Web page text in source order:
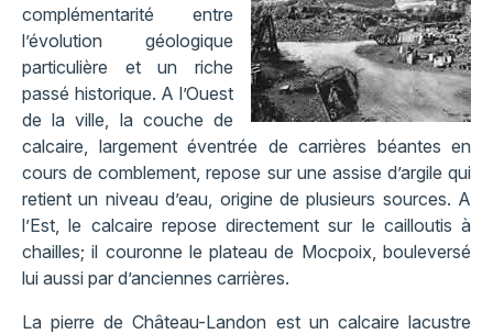
complémentarité entre
l’évolution géologique
particulière et un riche
passé historique. A l’Ouest
de la ville, la couche de
calcaire, largement éventrée de carrières béantes en
cours de comblement, repose sur une assise d’argile qui
retient un niveau d’eau, origine de plusieurs sources. A
l’Est, le calcaire repose directement sur le cailloutis à
chailles; il couronne le plateau de Mocpoix, bouleversé
lui aussi par d’anciennes carrières.
La pierre de Château-Landon est un calcaire lacustre